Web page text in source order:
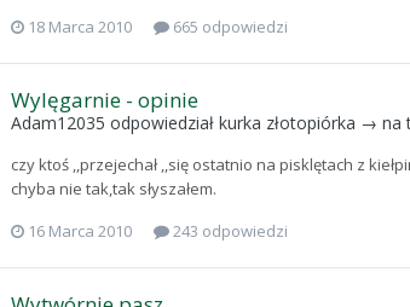
18 Marca 2010
665 odpowiedzi
Wylęgarnie - opinie
Adam12035 odpowiedział kurka złotopiórka → na
czy ktoś ,,przejechał ,,się ostatnio na pisklętach z
chyba nie tak,tak słyszałem.
16 Marca 2010
243 odpowiedzi